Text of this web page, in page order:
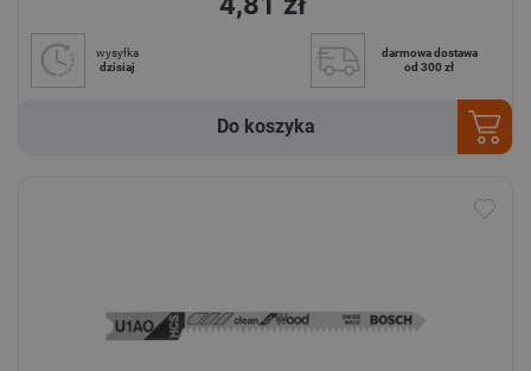
wysyłka
dzisiaj
darmowa dostawa
od 300 zł
Do koszyka